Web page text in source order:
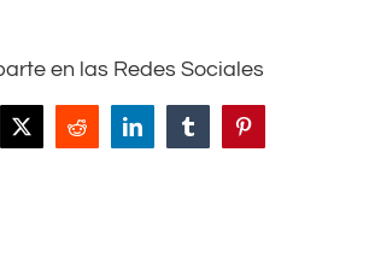
en las Redes Sociales
X Reddit LinkedInTumblrPinterest